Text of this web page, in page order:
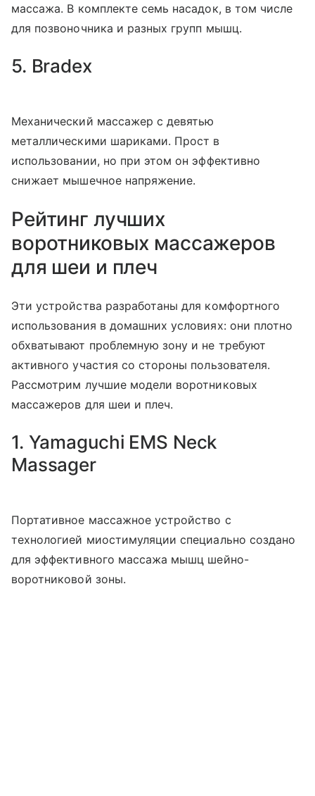
массажа. В комплекте семь насадок, в том числе
для позвоночника и разных групп мышц.
5. Bradex
Механический массажер с девятью
металлическими шариками. Прост в
использовании, но при этом он эффективно
снижает мышечное напряжение.
Рейтинг лучших
воротниковых массажеров
для шеи и плеч
Эти устройства разработаны для комфортного
использования в домашних условиях: они плотно
обхватывают проблемную зону и не требуют
активного участия со стороны пользователя.
Рассмотрим лучшие модели воротниковых
массажеров для шеи и плеч.
1. Yamaguchi EMS Neck
Massager
Портативное массажное устройство с
технологией миостимуляции специально создано
для эффективного массажа мышц шейно-
воротниковой зоны.